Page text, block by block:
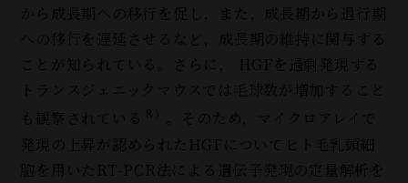
から成長期への移行を促し，また，成長期から退行期
への移行を遅延させるなど，成長期の維持に関与する
ことが知られている。さらに， HGFを過剰発現する
トランスジェニックマウスでは毛球数が増加すること
も観察されている 8）
。そのため，マイクロアレイで
発現の上昇が認められたHGFについてヒト毛乳頭細
胞を用いたRT-PCR法による遺伝子発現の定量解析を